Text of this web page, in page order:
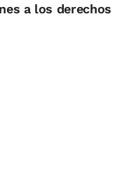
a los derechos